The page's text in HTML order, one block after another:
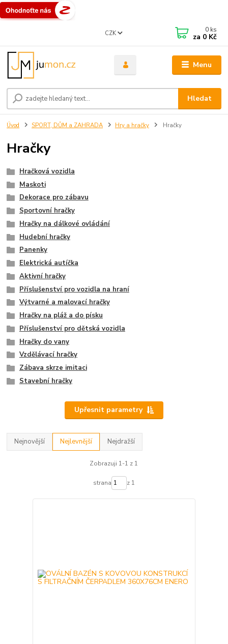
Menu
CZK
Hledat
0 ks
za 0 Kč
Úvod SPORT, DŮM a ZAHRADA Hry a hračky Hračky
Hračky
Hračková vozidla
Maskoti
Dekorace pro zábavu
Sportovní hračky
Hračky na dálkové ovládání
Hudební hračky
Panenky
Elektrická autíčka
Aktivní hračky
Příslušenství pro vozidla na hraní
Výtvarné a malovací hračky
Hračky na pláž a do písku
Příslušenství pro dětská vozidla
Hračky do vany
Vzdělávací hračky
Zábava skrze imitaci
Stavební hračky
Upřesnit parametry
Nejnovější Nejlevnější Nejdražší
Zobrazuji 1-1 z 1
strana z 1